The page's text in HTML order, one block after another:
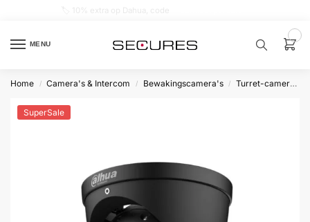
MENU
product…
Home / Camera's & Intercom / Bewakingscamera's / Turret-camera's
SuperSale